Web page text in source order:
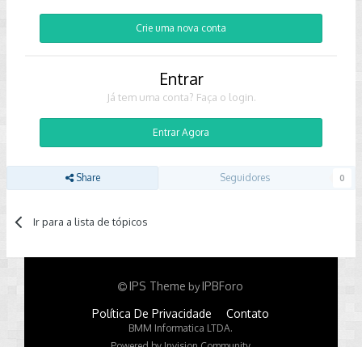
Crie uma nova conta
Entrar
Já tem uma conta? Faça o login.
Entrar Agora
Share Seguidores 0
Ir para a lista de tópicos
IPS Theme byIPBForo
Política De Privacidade Contato
BMM Informatica LTDA.